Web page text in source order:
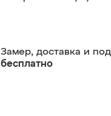
Замер, доставка и
бесплатно